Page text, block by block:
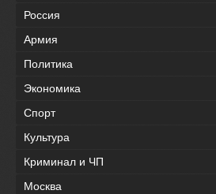
Россия
Армия
Политика
Экономика
Спорт
Культура
Криминал и ЧП
Москва